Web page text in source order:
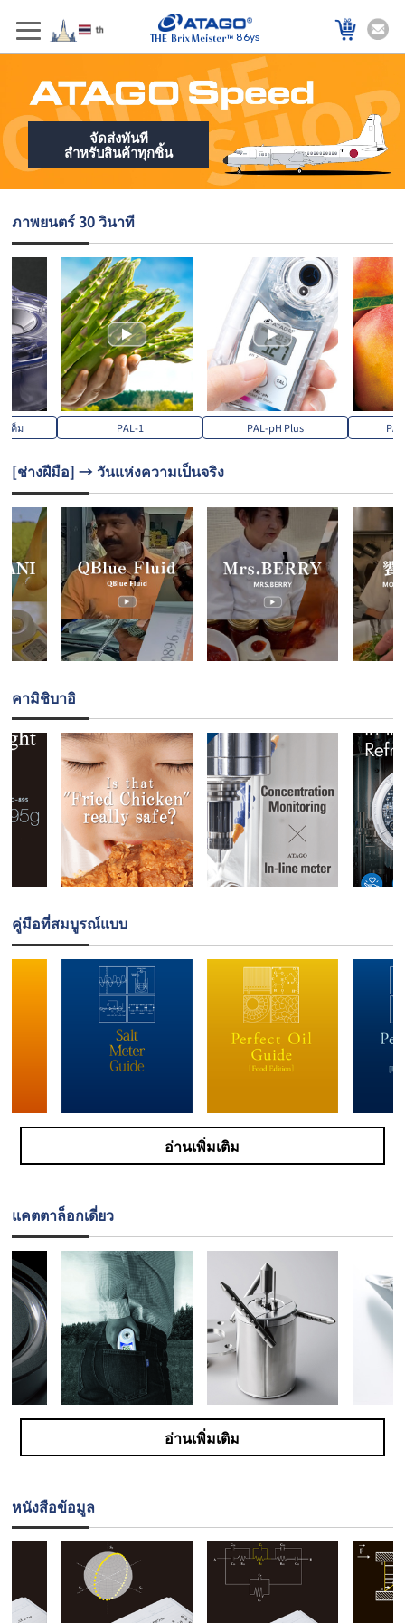
86ys
จัดส่งทันที
สำหรับสินค้าทุกชิ้น
ภาพยนตร์ 30 วินาที
เค็ม PAL-1 PAL-pH Plus
[ช่างฝีมือ] → วันแห่งความเป็นจริง
คามิชิบาอิ
คู่มือที่สมบูรณ์แบบ
อ่านเพิ่มเติม
แคตตาล็อกเดี่ยว
อ่านเพิ่มเติม
หนังสือข้อมูล